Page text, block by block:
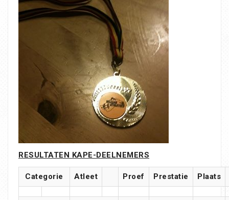
RESULTATEN KAPE-DEELNEMERS
Categorie Atleet Proef Prestatie Plaats